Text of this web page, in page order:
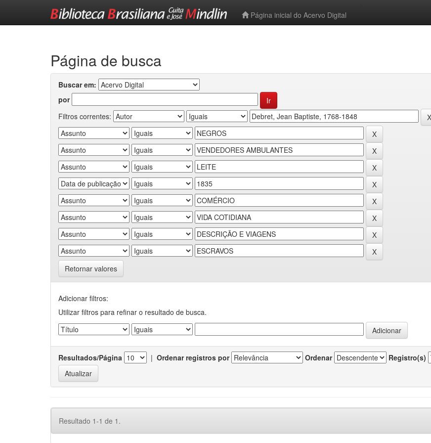
Página inicial do Acervo Digital
Página de busca
Buscar em:
por
Filtros correntes:
Retornar valores
Adicionar filtros:
Utilizar filtros para refinar o resultado de busca.
Resultados/Página | Ordenar registros por Ordenar Registro(s)
Resultado 1-1 de 1.